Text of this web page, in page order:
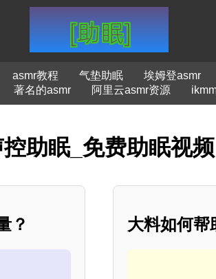
asmr教程 气垫助眠 埃姆登asmr
著名的asmr 阿里云asmr资源
助眠_免费助眠视频
？ 大料如何帮